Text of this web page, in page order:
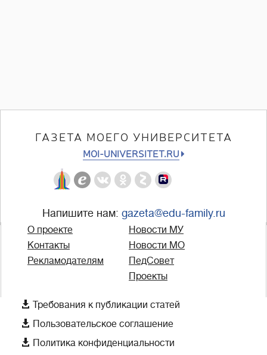
ГАЗЕТА МОЕГО УНИВЕРСИТЕТА
MOI-UNIVERSITET.RU
Напишите нам: gazeta@edu-family.ru
О проекте
Контакты
Рекламодателям
Новости МУ
Новости МО
ПедСовет
Проекты
 Требования к публикации статей
 Пользовательское соглашение
 Политика конфиденциальности